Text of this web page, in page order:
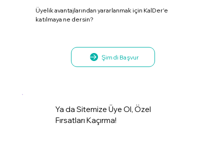
Üyelik avantajlarından yararlanmak için KalDer'e
katılmaya ne dersin?
Şimdi Başvur
Ya da Sitemize Üye Ol, Özel
Fırsatları Kaçırma!